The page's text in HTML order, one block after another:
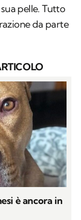
pelle. Tutto
da parte
è ancora in